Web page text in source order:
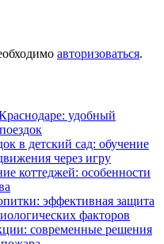
авторизоваться.
удобный
в детский сад: обучение
через игру
коттеджей: особенности
эффективная защита
факторов
современные решения